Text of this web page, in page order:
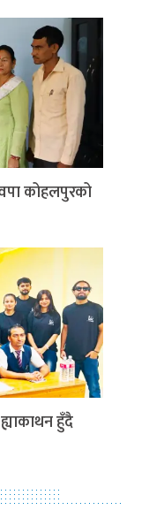
कोहलपुरको
ह्याकाथन हुँदै